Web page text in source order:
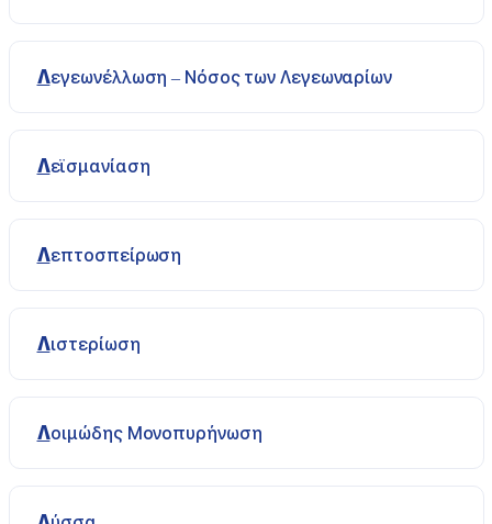
Λεγεωνέλλωση – Νόσος των Λεγεωναρίων
Λεϊσμανίαση
Λεπτοσπείρωση
Λιστερίωση
Λοιμώδης Μονοπυρήνωση